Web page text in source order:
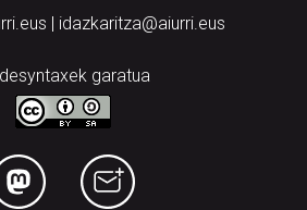
| idazkaritza@aiurri.eus
garatua